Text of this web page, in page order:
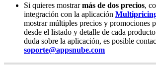
Si quieres mostrarmás de dos precios,
integración con la aplicación
mostrar múltiples precios y promociones
desde el listado y detalle de cada
duda sobre la aplicación, es posible
soporte@appsnube.com